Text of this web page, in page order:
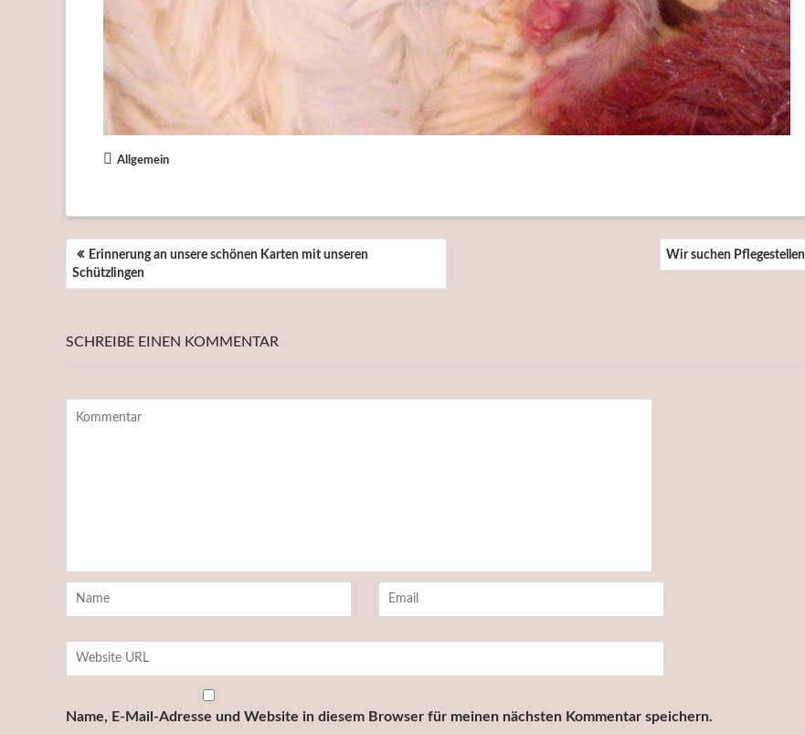
Allgemein
BEITRAGSNAVIGATION
Erinnerung an unsere schönen Karten mit unseren
Schützlingen
Wir suchen Pflegestellen
SCHREIBE EINEN KOMMENTAR
Name, E-Mail-Adresse und Website in diesem Browser für meinen nächsten Kommentar speichern.